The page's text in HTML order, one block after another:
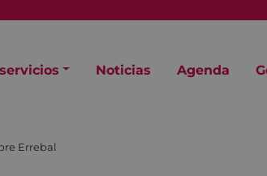
Noticias Agenda
Errebal